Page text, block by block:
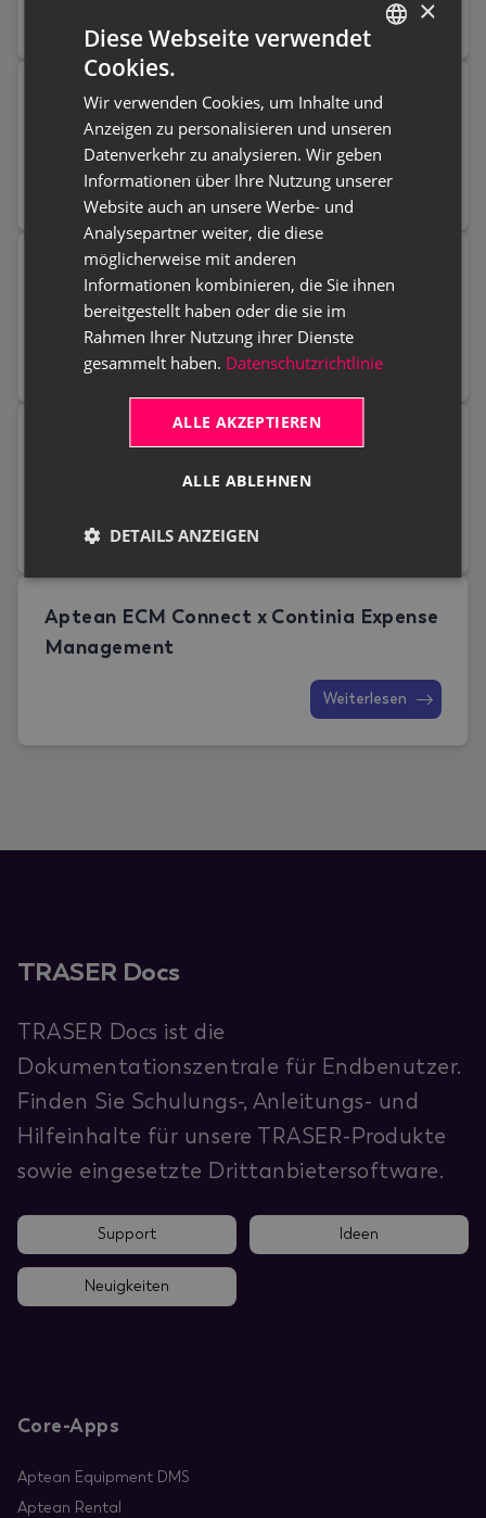
Weiterlesen
Aptean ECM Connect x Shareflex
Documents
Weiterlesen
Aptean ECM Connect x Azure Blob
Storage
Weiterlesen
Aptean ECM Connect x Continia
Document Output
Aptean ECM Connect x Continia Expense
Management
Weiterlesen
TRASER Docs
TRASER Docs ist die
Dokumentationszentrale für Endbenutzer.
Finden Sie Schulungs-, Anleitungs- und
Hilfeinhalte für unsere TRASER-Produkte
sowie eingesetzte Drittanbietersoftware.
Support Ideen
Neuigkeiten
Core-Apps
Aptean Equipment DMS
Aptean Rental
ENGLISH
×
Diese Webseite verwendet
Cookies.
Wir verwenden Cookies, um Inhalte und
Anzeigen zu personalisieren und unseren
Datenverkehr zu analysieren. Wir geben
Informationen über Ihre Nutzung unserer
Website auch an unsere Werbe- und
Analysepartner weiter, die diese
möglicherweise mit anderen
Informationen kombinieren, die Sie ihnen
bereitgestellt haben oder die sie im
Rahmen Ihrer Nutzung ihrer Dienste
gesammelt haben. Datenschutzrichtlinie
ALLE AKZEPTIEREN
ALLE ABLEHNEN
DETAILS ANZEIGEN